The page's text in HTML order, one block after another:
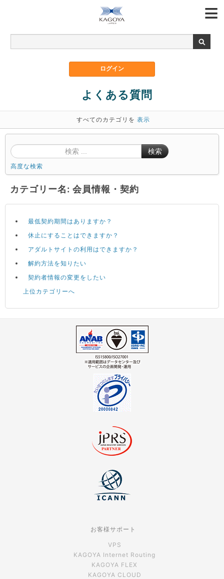
よくある質問
すべてのカテゴリを 表示
検索
高度な検索
カテゴリー名: 会員情報・契約
最低契約期間はありますか？
休止にすることはできますか？
アダルトサイトの利用はできますか？
解約方法を知りたい
契約者情報の変更をしたい
上位カテゴリーへ
お客様サポート
VPS
KAGOYA Internet Routing
KAGOYA FLEX
KAGOYA CLOUD